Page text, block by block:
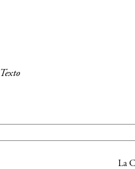
Texto
La